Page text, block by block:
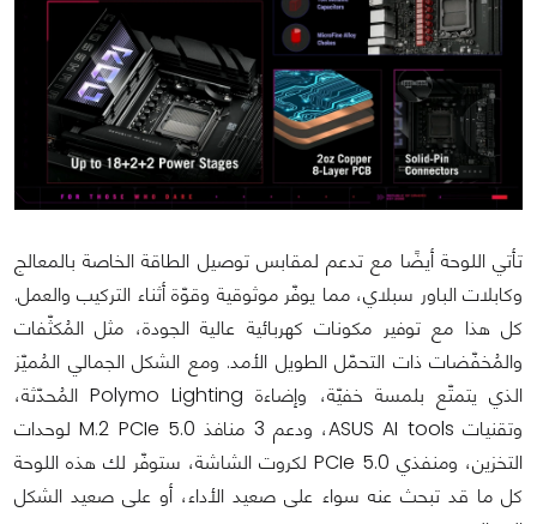
تأتي اللوحة أيضًا مع تدعم لمقابس توصيل الطاقة الخاصة بالمعالج
وكابلات الباور سبلاي، مما يوفّر موثوقية وقوّة أثناء التركيب والعمل.
كل هذا مع توفير مكونات كهربائية عالية الجودة، مثل المُكثّفات
والمُخفّضات ذات التحمّل الطويل الأمد. ومع الشكل الجمالي المُميّز
الذي يتمتّع بلمسة خفيّة، وإضاءة Polymo Lighting المُحدّثة،
وتقنيات ASUS AI tools، ودعم 3 منافذ M.2 PCIe 5.0 لوحدات
التخزين، ومنفذي PCIe 5.0 لكروت الشاشة، ستوفّر لك هذه اللوحة
كل ما قد تبحث عنه سواء على صعيد الأداء، أو على صعيد الشكل